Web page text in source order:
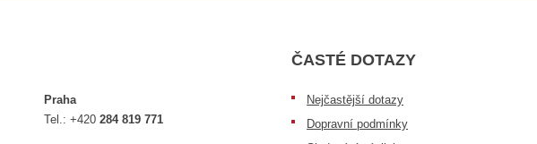
Praha
Tel.:+420284 819 771
ČASTÉ DOTAZY
Nejčastější dotazy
Dopravní podmínky